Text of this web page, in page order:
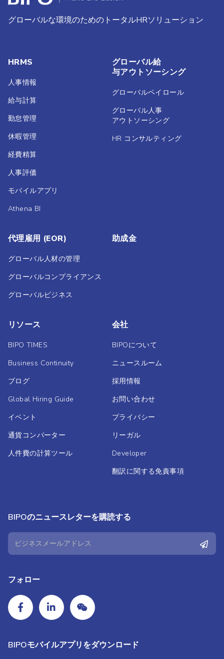
グローバルな環境のためのトータルHRソリューション
HRMS
人事情報
給与計算
勤怠管理
休暇管理
経費精算
人事評価
モバイルアプリ
Athena BI
グローバル給
与アウトソーシング
グローバルペイロール
グローバル人事
アウトソーシング
HR コンサルティング
代理雇用 (EOR)
グローバル人材の管理
グローバルコンプライアンス
グローバルビジネス
助成金
リソース
BIPO TIMES
Business Continuity
ブログ
Global Hiring Guide
イベント
通貨コンバーター
人件費の計算ツール
会社
BIPOについて
ニュースルーム
採用情報
お問い合わせ
プライバシー
リーガル
Developer
翻訳に関する免責事項
BIPOのニュースレターを購読する
フォロー
BIPOモバイルアプリをダウンロード